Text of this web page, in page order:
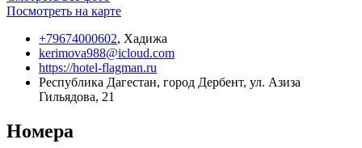
Посмотреть на карте
+79674000602, Хадижа
kerimova988@icloud.com
https://hotel-flagman.ru
Республика Дагестан, город Дербент, ул. Азиза
Гильядова, 21
Номера